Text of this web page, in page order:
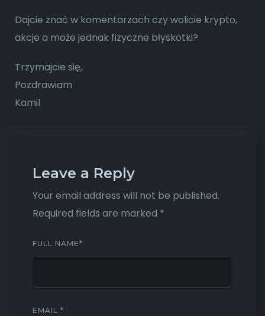
Dajcie znać w komentarzach czy wolicie krypto,
akcje a może jednak fizyczne błyskotki?
Trzymajcie się,
Pozdrawiam
Kamil
Leave a Reply
Your email address will not be published.
Required fields are marked *
FULL NAME*
EMAIL *